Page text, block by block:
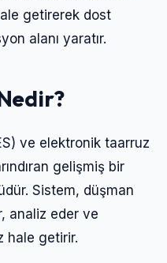
getirerek dost
alanı yaratır.
ve elektronik taarruz
gelişmiş bir
Sistem, düşman
analiz eder ve
hale getirir.